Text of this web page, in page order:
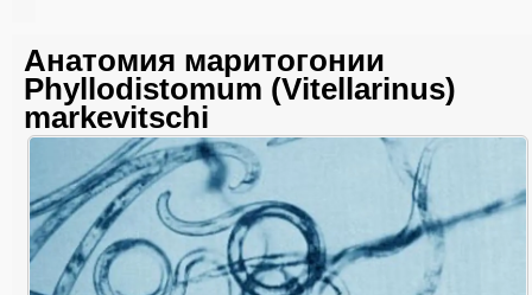
Анатомия маритогонии
Phyllodistomum (Vitellarinus)
markevitschi